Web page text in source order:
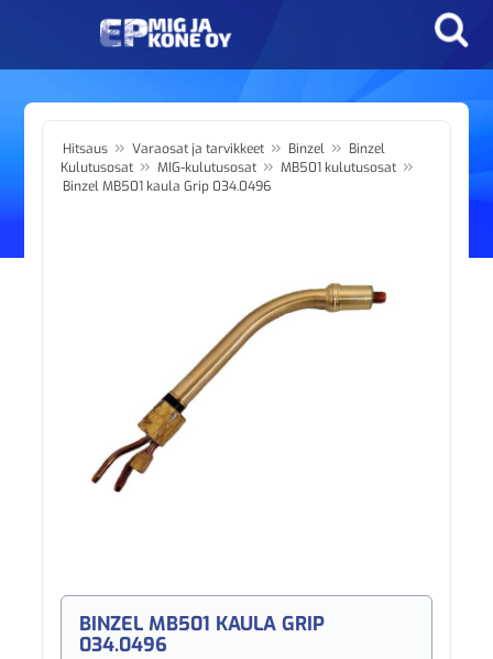
Hitsaus » Varaosat ja tarvikkeet » Binzel » Binzel
Kulutusosat » MIG-kulutusosat » MB501 kulutusosat »
Binzel MB501 kaula Grip 034.0496
BINZEL MB501 KAULA GRIP
034.0496